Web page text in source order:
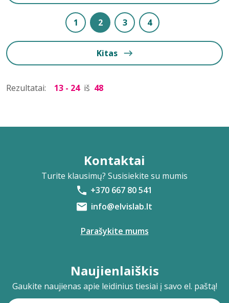
1 2 3 4
Kitas
Rezultatai: 13 - 24 iš 48
Kontaktai
Turite klausimų? Susisiekite su mumis
+370 667 80 541
info@elvislab.lt
Parašykite mums
Naujienlaiškis
Gaukite naujienas apie leidinius tiesiai į savo el. paštą!